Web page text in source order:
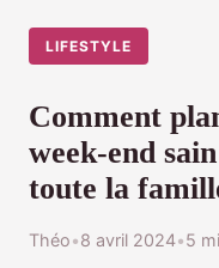
LIFESTYLE
Comment
week-end
toute la
Théo•8 avril 2024•5